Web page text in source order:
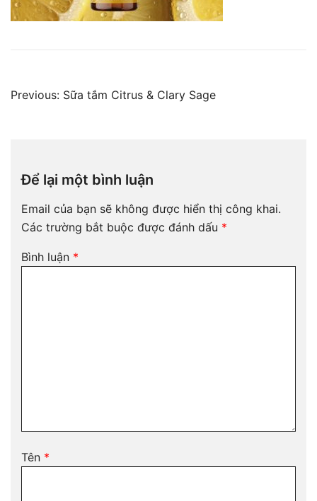
Điều
Previous: Sữa tắm Citrus & Clary Sage
Để lại một bình luận
Email của bạn sẽ không được hiển thị công khai.
Các trường bắt buộc được đánh dấu *
Bình luận *
Tên *